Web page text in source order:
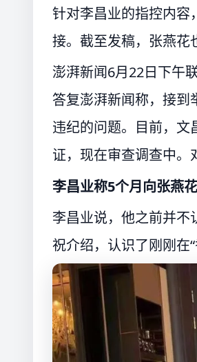
针对李昌业的指控内容
接。截至发稿，张燕花
澎湃新闻6月22日下午
答复澎湃新闻称，接
违纪的问题。目前，文
证，现在审查调查中。
李昌业称5个月向张燕
李昌业说，他之前并不
祝介绍，认识了刚刚在